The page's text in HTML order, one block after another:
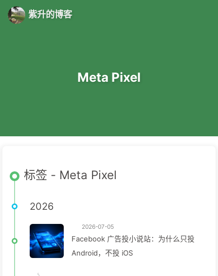
紫升的博客
Meta Pixel
标签 - Meta Pixel
2026
2026-07-05
Facebook 广告投小说站：为什么只投
Android，不投 iOS